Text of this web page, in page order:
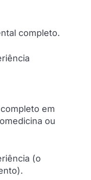
completo.
em
ou
(o